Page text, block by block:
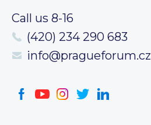
Call us 8-16
(420) 234 290 683
info@pragueforum.cz